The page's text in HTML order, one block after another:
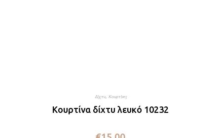
Δίχτυ, Κουρτίνες
Κουρτίνα δίχτυ λευκό 10232